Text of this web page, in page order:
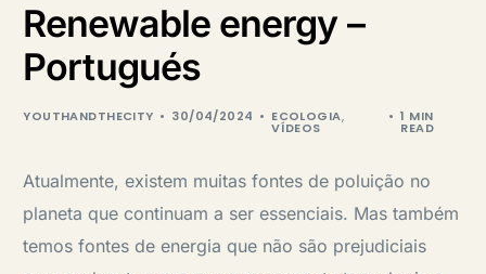
Renewable energy –
Portugués
YOUTHANDTHECITY 30/04/2024 ECOLOGIA,
VÍDEOS
1 MIN
READ
Atualmente, existem muitas fontes de poluição no
planeta que continuam a ser essenciais. Mas também
temos fontes de energia que não são prejudiciais